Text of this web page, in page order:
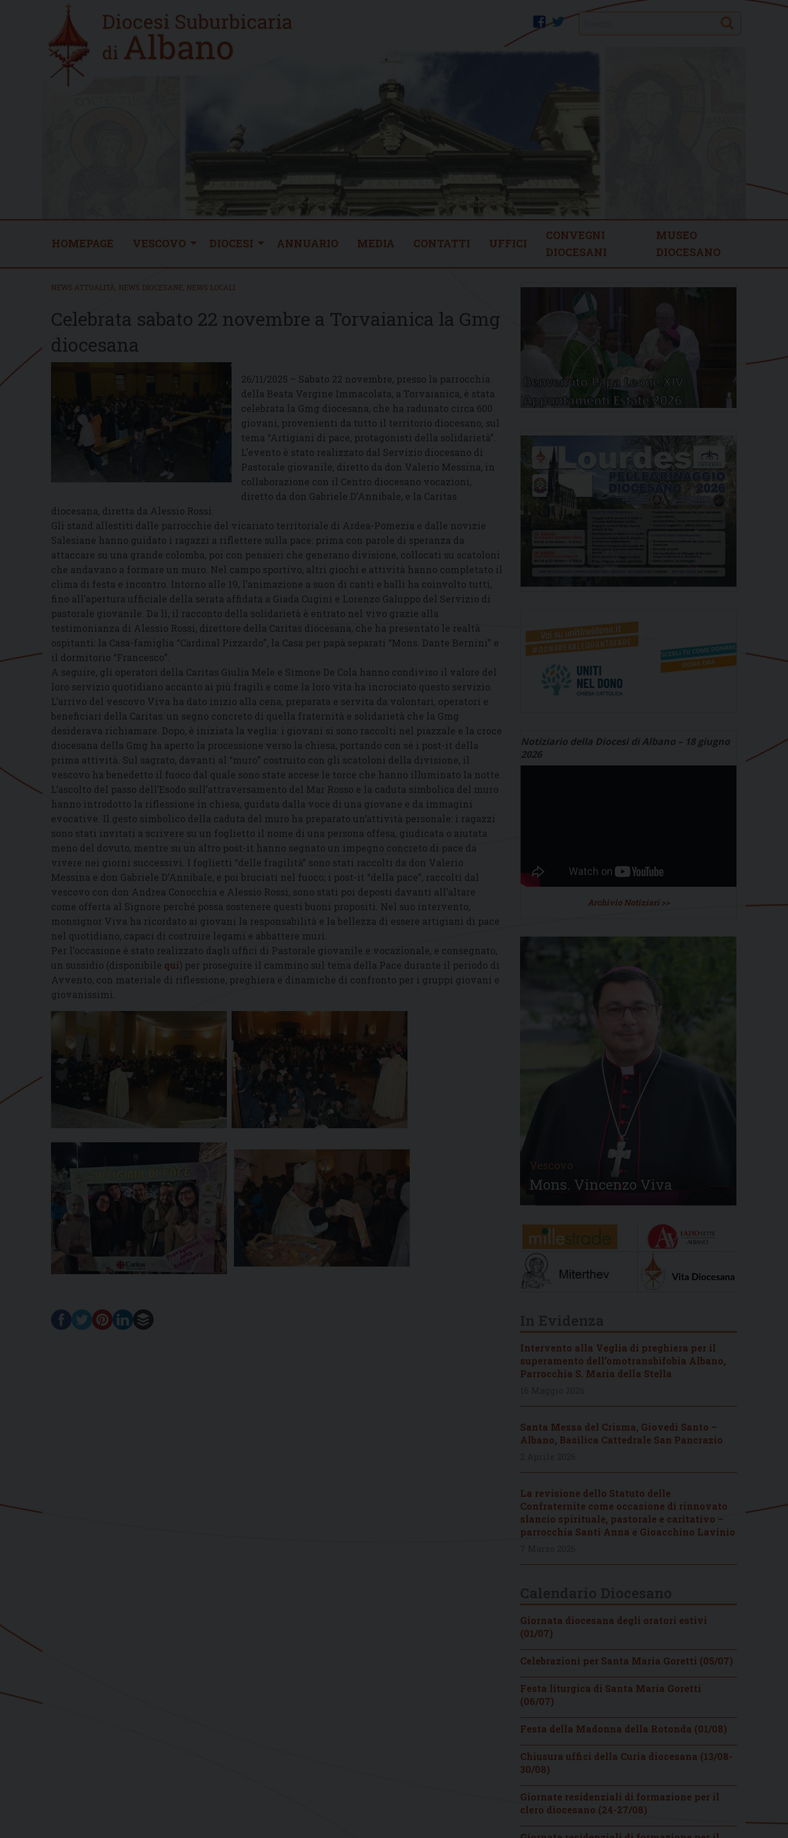
Home
new
twitter
facebook Search
HOMEPAGE VESCOVO DIOCESI ANNUARIO MEDIA CONTATTI UFFICI
CONVEGNI
DIOCESANI
MUSEO
DIOCESANO
NEWS ATTUALITÀ NEWS DIOCESANE NEWS LOCALI
Celebrata sabato 22 novembre a Torvaianica la Gmg
diocesana
26/11/2025 – Sabato 22 novembre, presso la parrocchia
della Beata Vergine Immacolata, a Torvaianica, è stata
celebrata la Gmg diocesana, che ha radunato circa 600
giovani, provenienti da tutto il territorio diocesano, sul
tema “Artigiani di pace, protagonisti della solidarietà”.
L’evento è stato realizzato dal Servizio diocesano di
Pastorale giovanile, diretto da don Valerio Messina, in
collaborazione con il Centro diocesano vocazioni,
diretto da don Gabriele D’Annibale, e la Caritas
diocesana, diretta da Alessio Rossi.
Gli stand allestiti dalle parrocchie del vicariato territoriale di Ardea-Pomezia e dalle novizie
Salesiane hanno guidato i ragazzi a riflettere sulla pace: prima con parole di speranza da
attaccare su una grande colomba, poi con pensieri che generano divisione, collocati su scatoloni
che andavano a formare un muro. Nel campo sportivo, altri giochi e attività hanno completato il
clima di festa e incontro. Intorno alle 19, l’animazione a suon di canti e balli ha coinvolto tutti,
fino all’apertura ufficiale della serata affidata a Giada Cugini e Lorenzo Galuppo del Servizio di
pastorale giovanile. Da lì, il racconto della solidarietà è entrato nel vivo grazie alla
testimonianza di Alessio Rossi, direttore della Caritas diocesana, che ha presentato le realtà
ospitanti: la Casa-famiglia “Cardinal Pizzardo”, la Casa per papà separati “Mons. Dante Bernini” e
il dormitorio “Francesco”.
A seguire, gli operatori della Caritas Giulia Mele e Simone De Cola hanno condiviso il valore del
loro servizio quotidiano accanto ai più fragili e come la loro vita ha incrociato questo servizio.
L’arrivo del vescovo Viva ha dato inizio alla cena, preparata e servita da volontari, operatori e
beneficiari della Caritas: un segno concreto di quella fraternità e solidarietà che la Gmg
desiderava richiamare. Dopo, è iniziata la veglia: i giovani si sono raccolti nel piazzale e la croce
diocesana della Gmg ha aperto la processione verso la chiesa, portando con sé i post-it della
prima attività. Sul sagrato, davanti al “muro” costruito con gli scatoloni della divisione, il
vescovo ha benedetto il fuoco dal quale sono state accese le torce che hanno illuminato la notte.
L’ascolto del passo dell’Esodo sull’attraversamento del Mar Rosso e la caduta simbolica del muro
hanno introdotto la riflessione in chiesa, guidata dalla voce di una giovane e da immagini
evocative. Il gesto simbolico della caduta del muro ha preparato un’attività personale: i ragazzi
sono stati invitati a scrivere su un foglietto il nome di una persona offesa, giudicata o aiutata
meno del dovuto, mentre su un altro post-it hanno segnato un impegno concreto di pace da
vivere nei giorni successivi. I foglietti “delle fragilità” sono stati raccolti da don Valerio
Messina e don Gabriele D’Annibale, e poi bruciati nel fuoco; i post-it “della pace”, raccolti dal
vescovo con don Andrea Conocchia e Alessio Rossi, sono stati poi deposti davanti all’altare
come offerta al Signore perché possa sostenere questi buoni propositi. Nel suo intervento,
monsignor Viva ha ricordato ai giovani la responsabilità e la bellezza di essere artigiani di pace
nel quotidiano, capaci di costruire legami e abbattere muri.
Per l’occasione è stato realizzato dagli uffici di Pastorale giovanile e vocazionale, e consegnato,
un sussidio (disponibile qui) per proseguire il cammino sul tema della Pace durante il periodo di
Avvento, con materiale di riflessione, preghiera e dinamiche di confronto per i gruppi giovani e
giovanissimi.
Notiziario della Diocesi di Albano – 18 giugno
2026
Archivio Notiziari >>
Vescovo
Mons. Vincenzo Viva
Intervento alla Veglia di preghiera per il
superamento dell’omotransbifobia Albano,
Parrocchia S. Maria della Stella
Santa Messa del Crisma, Giovedì Santo –
Albano, Basilica Cattedrale San Pancrazio
La revisione dello Statuto delle
Confraternite come occasione di rinnovato
slancio spirituale, pastorale e caritativo –
parrocchia Santi Anna e Gioacchino Lavinio
Giornata diocesana degli oratori estivi
(01/07)
Celebrazioni per Santa Maria Goretti (05/07)
Festa liturgica di Santa Maria Goretti
(06/07)
Festa della Madonna della Rotonda (01/08)
Chiusura uffici della Curia diocesana (13/08-
30/08)
Giornate residenziali di formazione per il
clero diocesano (24-27/08)